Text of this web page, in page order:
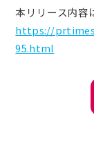
本リリース内容
https://
95.html